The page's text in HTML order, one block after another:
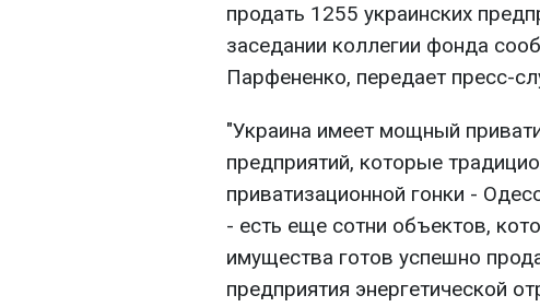
продать 1255 украинских
заседании коллегии фонда
Парфененко, передает пресс-
"Украина имеет мощный
предприятий, которые
приватизационной гонки -
- есть еще сотни объектов,
имущества готов успешно
предприятия энергетической